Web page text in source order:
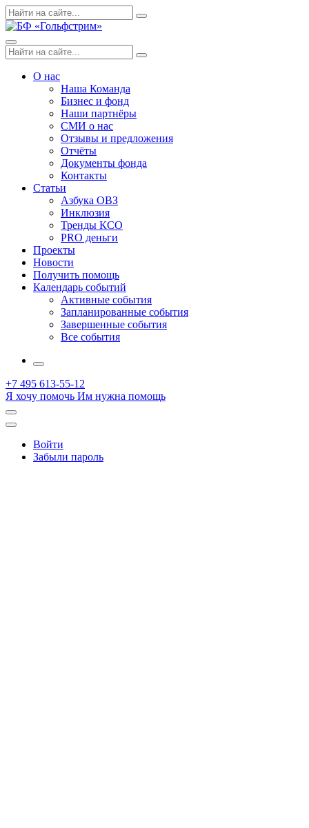
Skip
to
Поиск
по:
Search
Menu
Поиск
по:
Search
О нас
Наша Команда
Бизнес и фонд
Наши партнёры
СМИ о нас
Отзывы и предложения
Отчёты
Документы фонда
Контакты
Статьи
Азбука ОВЗ
Инклюзия
Тренды КСО
PRO деньги
Проекты
Новости
Получить помощь
Календарь событий
Активные события
Запланированные события
Завершенные события
Все события
More
+7 495 613-55-12
Я хочу помочь Им нужна помощь
Открыть
поиск
Профиль
Войти
Забыли пароль